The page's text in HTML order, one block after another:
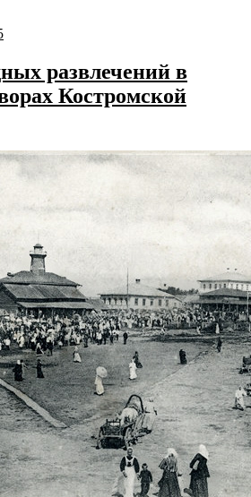
развлечений в
Костромской